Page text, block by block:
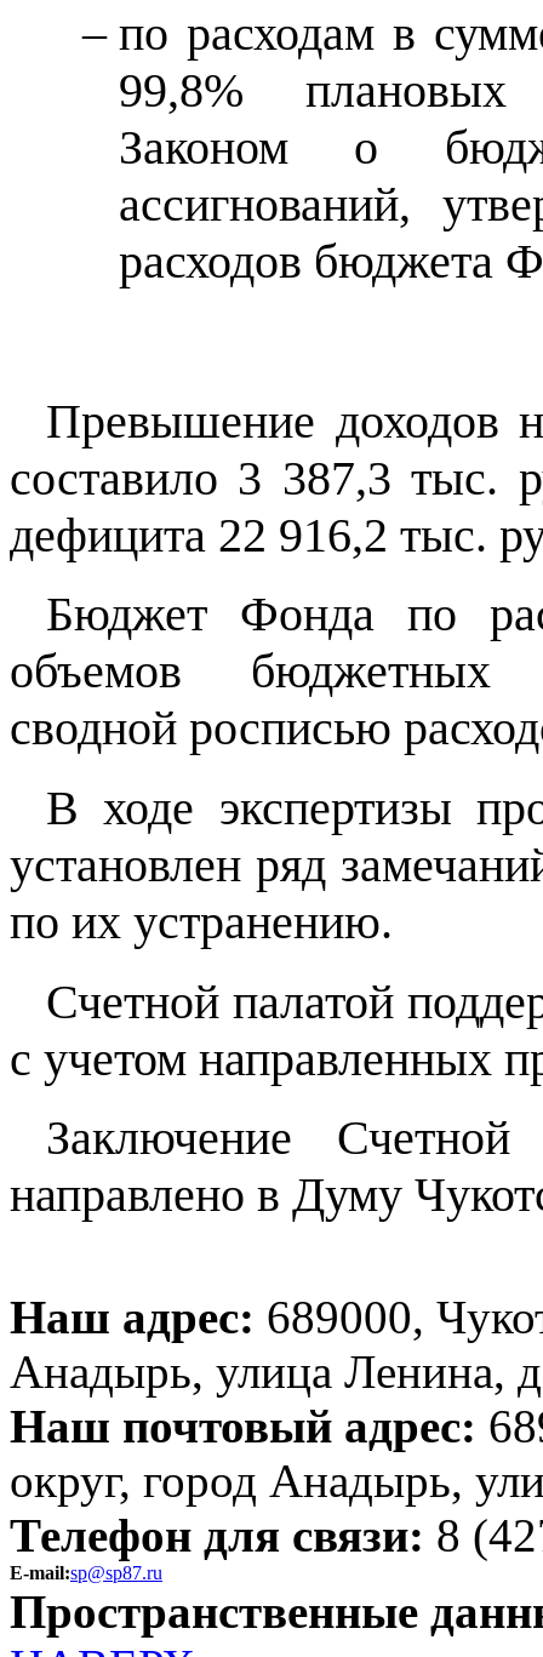
по расходам в
99,8% плановых
Законом о
ассигнований,
расходов бюджета
Превышение доходов
составило 3 387,3 тыс.
дефицита 22 916,2 тыс.
Бюджет Фонда по
объемов бюджетных
сводной росписью
В ходе экспертизы
установлен ряд
по их устранению.
Счетной палатой
с учетом направленных
Заключение
направлено в Думу
Наш адрес: 689000,
Анадырь, улица Ленина,
Наш почтовый адрес:
округ, город Анадырь,
Телефон для связи: 8
E-mail:sp@sp87.ru
Пространственные